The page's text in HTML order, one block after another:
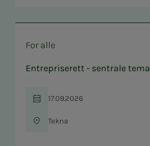
For alle
Entrepriserett - sentrale tema
Tid
17.09.2026
Sted
Tekna